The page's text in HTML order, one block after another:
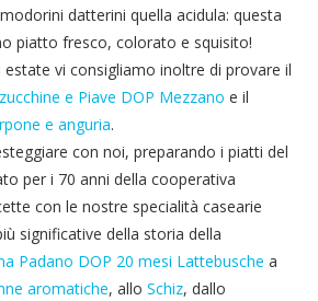
datterini quella acidula: questa
piatto fresco, colorato e squisito!
vi consigliamo inoltre di provare il
e Piave DOP Mezzano e il
e anguria.
con noi, preparando i piatti del
per i 70 anni della cooperativa
con le nostre specialità casearie
significative della storia della
Padano DOP 20 mesi Lattebusche a
aromatiche, allo Schiz, dallo